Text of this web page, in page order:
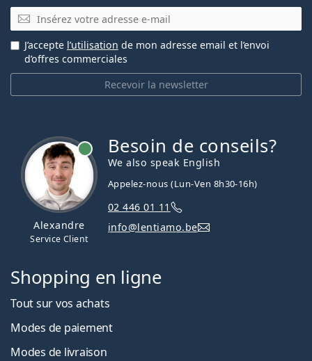
E-mail
Recevoir la newsletter
J’accepte l’utilisation de mon adresse email et l’envoi
d’offres commerciales
Alexandre
Service Client
Besoin de conseils?
We also speak English
Appelez-nous (Lun-Ven 8h30-16h)
02 446 01 11
info@lentiamo.be
Shopping en ligne
Tout sur vos achats
Modes de paiement
Modes de livraison